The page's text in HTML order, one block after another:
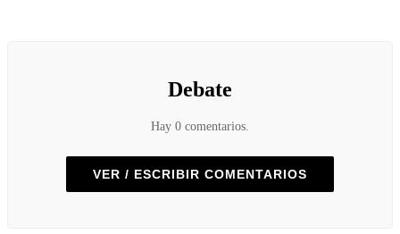
Debate
Hay 0 comentarios.
VER / ESCRIBIR COMENTARIOS